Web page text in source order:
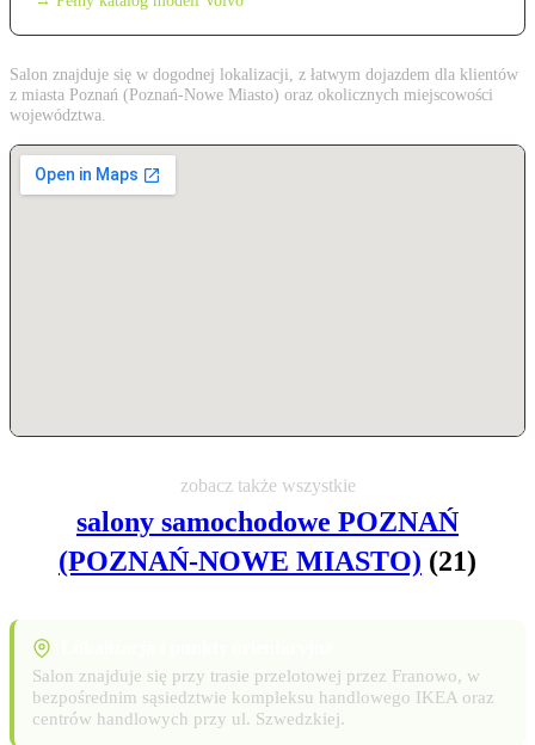
Salon znajduje się w dogodnej lokalizacji, z łatwym dojazdem dla klientów
z miasta Poznań (Poznań-Nowe Miasto) oraz okolicznych miejscowości
województwa.
zobacz także wszystkie
salony samochodowe POZNAŃ
(POZNAŃ-NOWE MIASTO) (21)
Salon znajduje się przy trasie przelotowej przez Franowo, w
bezpośrednim sąsiedztwie kompleksu handlowego IKEA oraz
centrów handlowych przy ul. Szwedzkiej.